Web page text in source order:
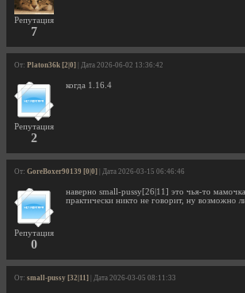
Репутация
7
От: Platon36k [2|0] | Дата 2026-06-02 13:36:42
Репутация
2
когда 1.16.4
От: GoreBoxer90139 [0|0] | Дата 2026-03-15 06:46:46
Репутация
0
наверно small-pussy[26|11] это чья-то
практически никто не говорит, ну возможно
От: small-pussy [32|11] | Дата 2026-03-05 08:11:33